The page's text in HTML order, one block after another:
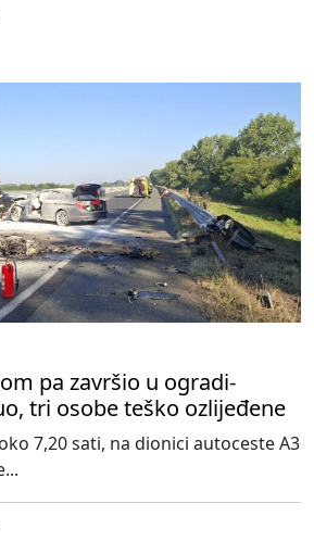
pa završio u ogradi-
tri osobe teško ozlijeđene
7,20 sati, na dionici autoceste A3